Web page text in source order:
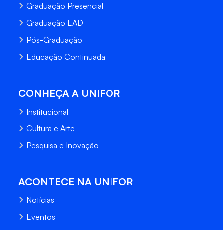
Graduação Presencial
Graduação EAD
Pós-Graduação
Educação Continuada
CONHEÇA A UNIFOR
Institucional
Cultura e Arte
Pesquisa e Inovação
ACONTECE NA UNIFOR
Notícias
Eventos